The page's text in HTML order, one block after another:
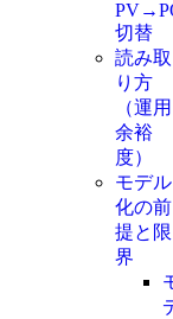
切替
読み取
り方
（運用
余裕
度）
モデル
化の前
提と限
界